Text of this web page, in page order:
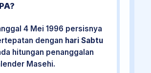
4 Mei 1996 persisnya
dengan hari Sabtu
hitungan penanggalan
Masehi.